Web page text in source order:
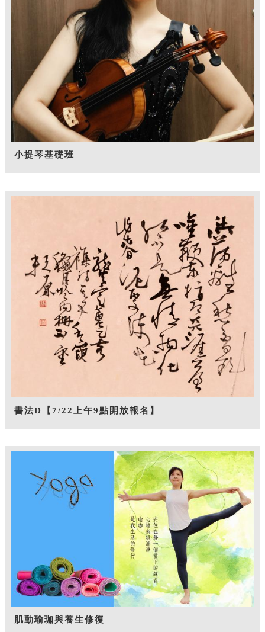
小提琴基礎班
書法D【7/22上午9點開放報名】
肌動瑜珈與養生修復